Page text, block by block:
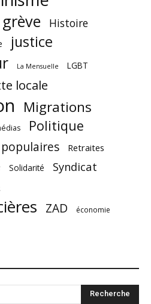
grève Histoire
justice
La Mensuelle
LGBT
locale
Migrations
Politique
Retraites
Solidarité Syndicat
ZAD économie